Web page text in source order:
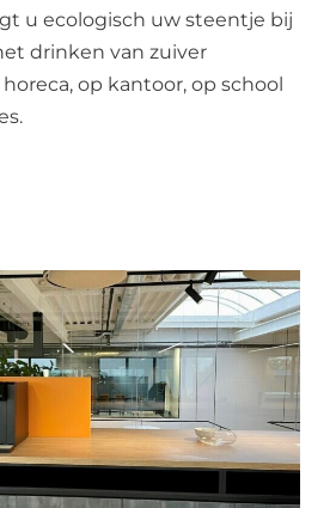
u ecologisch uw steentje bij
drinken van zuiver
op kantoor, op school